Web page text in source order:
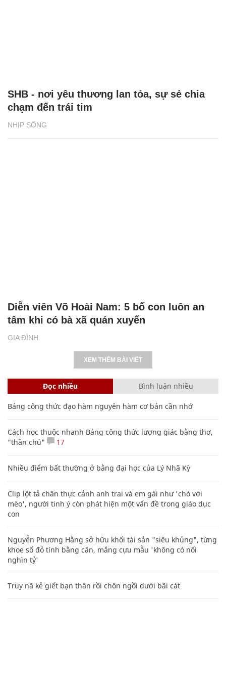
NHỊP SỐNG
SHB - nơi yêu thương lan tỏa, sự sẻ chia
chạm đến trái tim
GIA ĐÌNH
Diễn viên Võ Hoài Nam: 5 bố con luôn an
tâm khi có bà xã quán xuyến
XEM THÊM BÀI VIẾT
Đọc nhiều Bình luận nhiều
Bảng công thức đạo hàm nguyên hàm cơ bản cần nhớ
Cách học thuộc nhanh Bảng công thức lượng giác bằng thơ,
"thần chú"
17
Nhiều điểm bất thường ở bằng đại học của Lý Nhã Kỳ
Clip lột tả chân thực cảnh anh trai và em gái như 'chó với
mèo', người tinh ý còn phát hiện một vấn đề trong giáo dục
con
Nguyễn Phương Hằng sở hữu khối tài sản "siêu khủng", từng
khoe sổ đỏ tính bằng cân, mắng cựu mẫu 'không có nổi
nghìn tỷ'
Truy nã kẻ giết bạn thân rồi chôn ngồi dưới bãi cát